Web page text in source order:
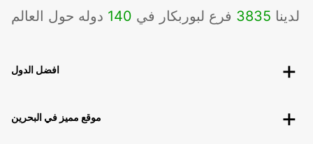
لدينا 3835 فرع لبوربكار في 140 دوله حول العالم
افضل الدول
موقع مميز في البحرين